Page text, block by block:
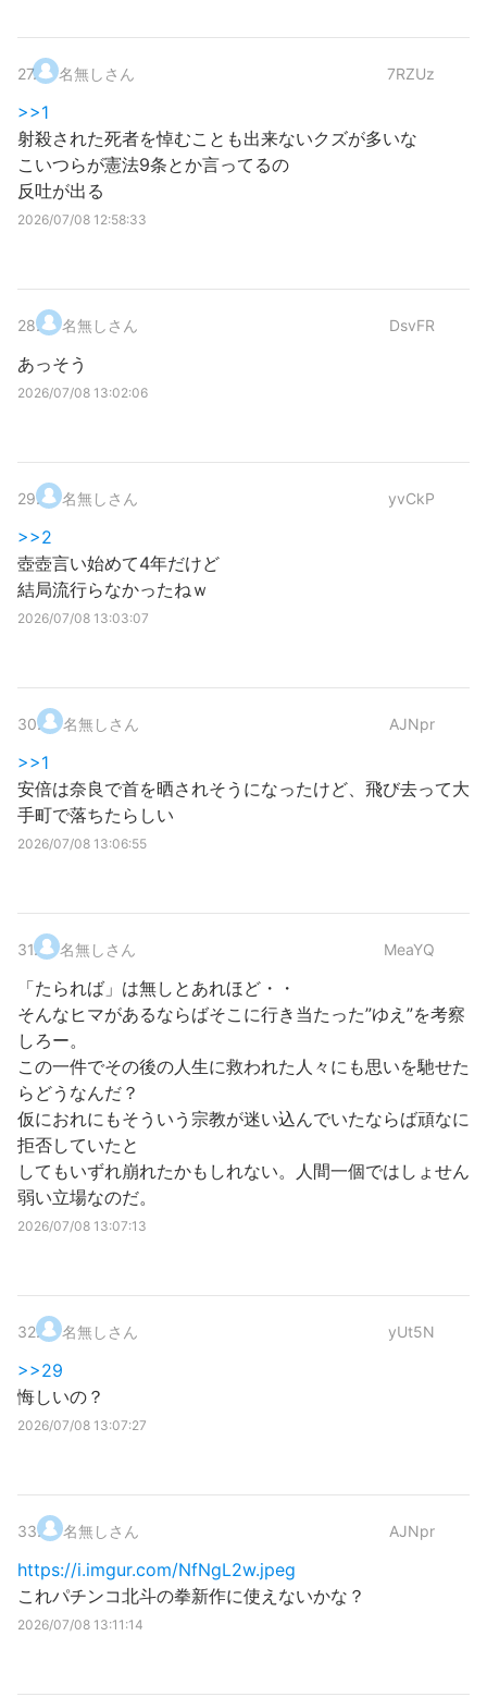
27. 名無しさん 7RZUz
>>1
射殺された死者を悼むことも出来ないクズが多いな
こいつらが憲法9条とか言ってるの
反吐が出る
2026/07/08 12:58:33
28. 名無しさん DsvFR
あっそう
2026/07/08 13:02:06
29. 名無しさん yvCkP
>>2
壺壺言い始めて4年だけど
結局流行らなかったねｗ
2026/07/08 13:03:07
30. 名無しさん AJNpr
>>1
安倍は奈良で首を晒されそうになったけど、飛び去って大
手町で落ちたらしい
2026/07/08 13:06:55
31. 名無しさん MeaYQ
「たられば」は無しとあれほど・・
そんなヒマがあるならばそこに行き当たった”ゆえ”を考察
しろー。
この一件でその後の人生に救われた人々にも思いを馳せた
らどうなんだ？
仮におれにもそういう宗教が迷い込んでいたならば頑なに
拒否していたと
してもいずれ崩れたかもしれない。人間一個ではしょせん
弱い立場なのだ。
2026/07/08 13:07:13
32. 名無しさん yUt5N
>>29
悔しいの？
2026/07/08 13:07:27
33. 名無しさん AJNpr
https://i.imgur.com/NfNgL2w.jpeg
これパチンコ北斗の拳新作に使えないかな？
2026/07/08 13:11:14